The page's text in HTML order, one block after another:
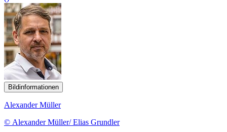
Bildinformationen
Alexander Müller
© Alexander Müller/ Elias Grundler